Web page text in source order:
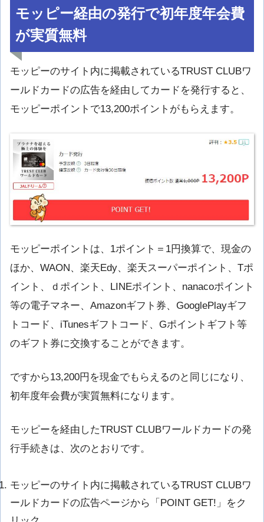
モッピー経由の発行で初年度年会費
が実質無料
モッピーのサイト内に掲載されているTRUST CLUBワ
ールドカードの広告を経由してカードを発行すると、
モッピーポイントで13,200ポイントがもらえます。
モッピーポイントは、1ポイント＝1円換算で、現金の
ほか、WAON、楽天Edy、楽天スーパーポイント、Tポ
イント、ｄポイント、LINEポイント、nanacoポイント
等の電子マネー、Amazonギフト券、GooglePlayギフ
トコード、iTunesギフトコード、Gポイントギフト等
のギフト券に交換することができます。
ですから13,200円を現金でもらえるのと同じになり、
初年度年会費が実質無料になります。
モッピーを経由したTRUST CLUBワールドカードの発
行手続きは、次のとおりです。
モッピーのサイト内に掲載されているTRUST CLUBワ
ールドカードの広告ページから「POINT GET!」をク